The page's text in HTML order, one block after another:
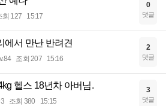
회 127 15:17
0
댓글
에서 만난 반려견
조회 207 15:16
2
댓글
헬스 18년차 아버님.
조회 380 15:15
3
댓글